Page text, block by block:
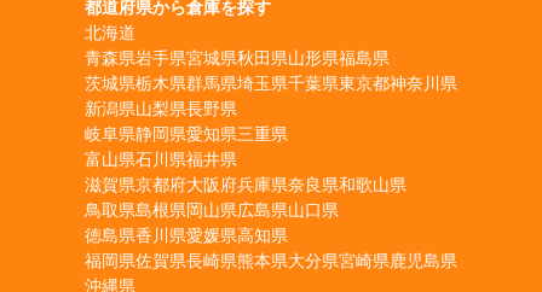
都道府県から倉庫を探す
北海道
青森県岩手県宮城県秋田県山形県福島県
茨城県栃木県群馬県埼玉県千葉県東京都神奈川県
新潟県山梨県長野県
岐阜県静岡県愛知県三重県
富山県石川県福井県
滋賀県京都府大阪府兵庫県奈良県和歌山県
鳥取県島根県岡山県広島県山口県
徳島県香川県愛媛県高知県
福岡県佐賀県長崎県熊本県大分県宮崎県鹿児島県
沖縄県